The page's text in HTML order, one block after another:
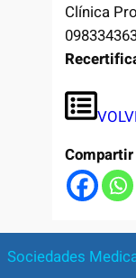
Clínica
Sociedades